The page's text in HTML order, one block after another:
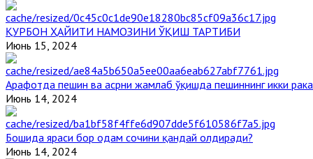
ҚУРБОН ҲАЙИТИ НАМОЗИНИ ЎҚИШ ТАРТИБИ
Июнь 15, 2024
Арафотда пешин ва асрни жамлаб ўқишда пешиннинг икки
Июнь 14, 2024
Бошида яраси бор одам сочини қандай олдиради?
Июнь 14, 2024